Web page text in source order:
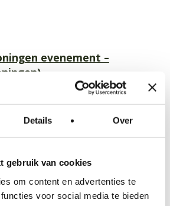
Details Over
gebruik van cookies
om content en advertenties te
voor social media te bieden
evenement –
– Boven Groningen) is
beschikbaar